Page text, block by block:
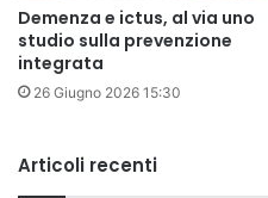
Demenza e ictus, al via uno
studio sulla prevenzione
integrata
26 Giugno 2026 15:30
Articoli recenti